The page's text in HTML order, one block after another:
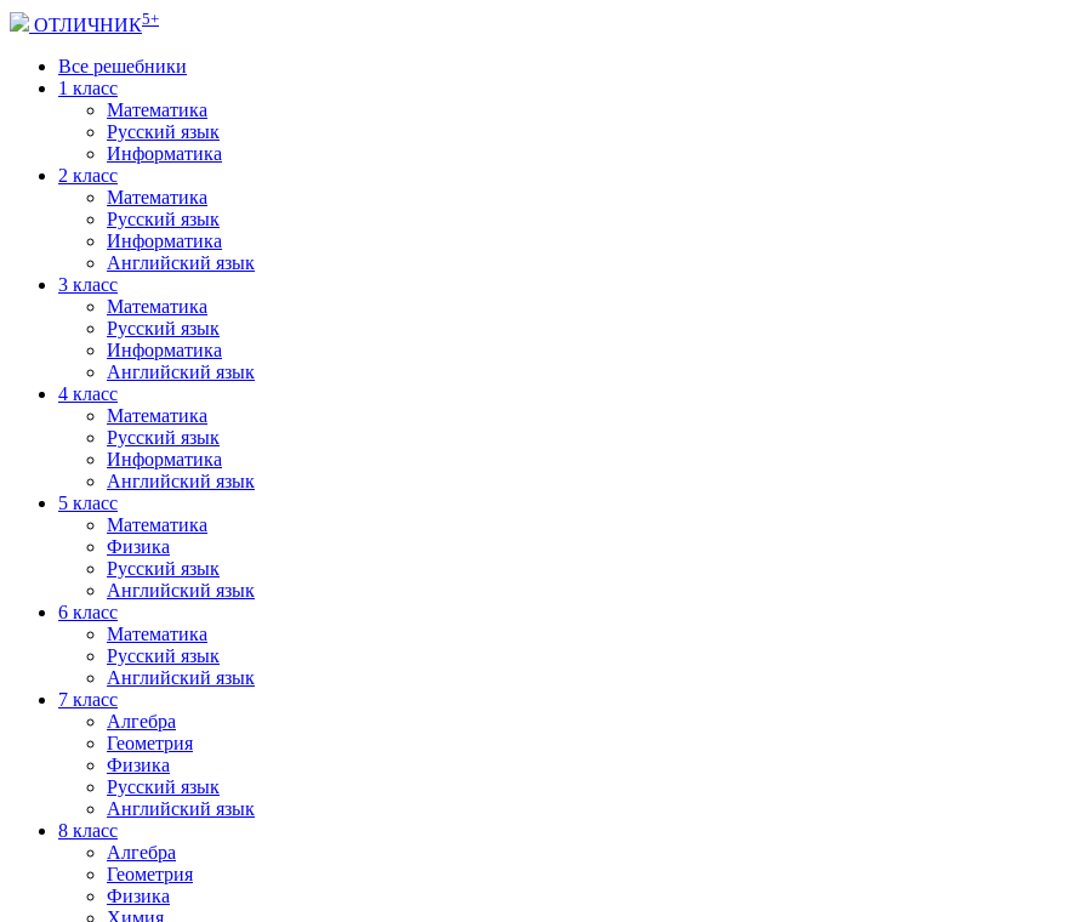
ОТЛИЧНИК5+
Все решебники
1 класс
Математика
Русский язык
Информатика
2 класс
Математика
Русский язык
Информатика
Английский язык
3 класс
Математика
Русский язык
Информатика
Английский язык
4 класс
Математика
Русский язык
Информатика
Английский язык
5 класс
Математика
Физика
Русский язык
Английский язык
6 класс
Математика
Русский язык
Английский язык
7 класс
Алгебра
Геометрия
Физика
Русский язык
Английский язык
8 класс
Алгебра
Геометрия
Физика